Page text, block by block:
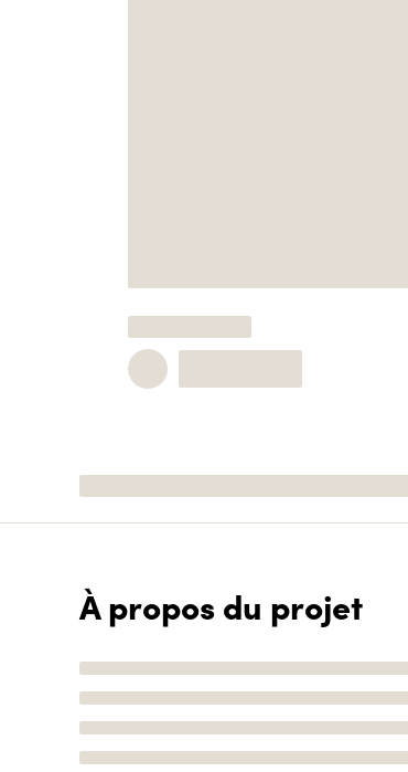
À propos du projet